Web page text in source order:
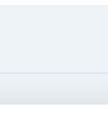
YIT Czechia